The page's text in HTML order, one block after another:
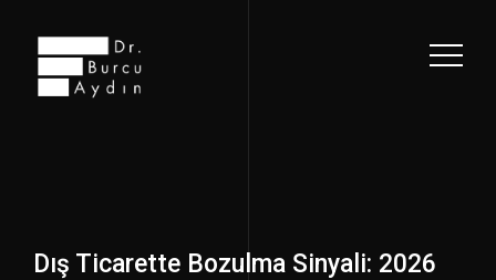
Dış Ticarette Bozulma Sinyali: 2026